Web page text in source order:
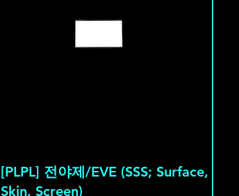
[PLPL] 전야제/EVE (SSS; Surface,
Skin, Screen)